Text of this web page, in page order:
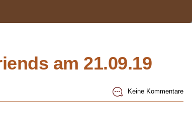
am 21.09.19
Keine Kommentare